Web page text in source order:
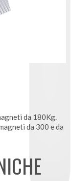
da 180Kg.
da 300 e da